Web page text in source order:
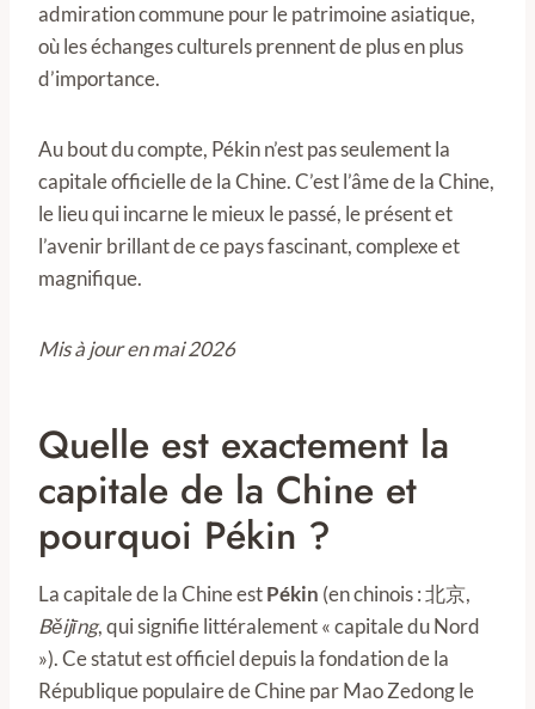
admiration commune pour le patrimoine asiatique,
où les échanges culturels prennent de plus en plus
d’importance.
Au bout du compte, Pékin n’est pas seulement la
capitale officielle de la Chine. C’est l’âme de la Chine,
le lieu qui incarne le mieux le passé, le présent et
l’avenir brillant de ce pays fascinant, complexe et
magnifique.
Mis à jour en mai 2026
Quelle est exactement la
capitale de la Chine et
pourquoi Pékin ?
La capitale de la Chine estPékin (en chinois : 北京,
Běijīng, qui signifie littéralement « capitale du Nord
»). Ce statut est officiel depuis la fondation de la
République populaire de Chine par Mao Zedong le